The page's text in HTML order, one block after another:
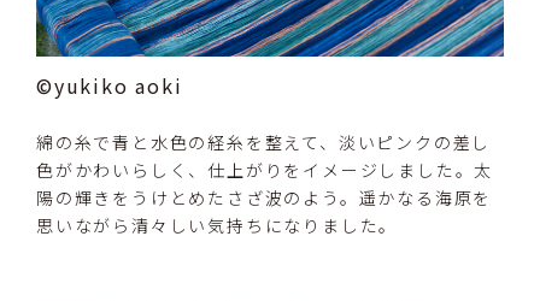
©yukiko aoki
綿の糸で青と水色の経糸を整えて、淡いピンクの差し
色がかわいらしく、仕上がりをイメージしました。太
陽の輝きをうけとめたさざ波のよう。遥かなる海原を
思いながら清々しい気持ちになりました。